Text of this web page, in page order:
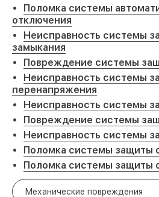
Поломка системы
отключения
Неисправность системы
замыкания
Повреждение системы
Неисправность системы
перенапряжения
Неисправность системы
Повреждение системы
Неисправность системы
Поломка системы защиты
Поломка системы защиты
Механические повреждения